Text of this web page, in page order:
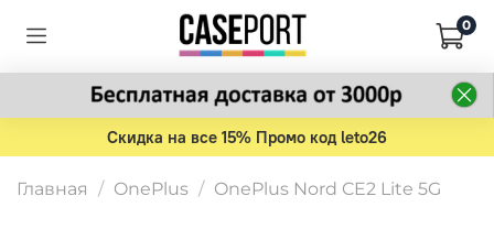
0
Скидка на все 15% Промо код leto26
Главная OnePlus OnePlus Nord CE2 Lite 5G